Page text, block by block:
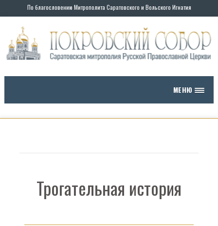
По благословению Митрополита Саратовского и Вольского Игнатия
МЕНЮ
Трогательная история